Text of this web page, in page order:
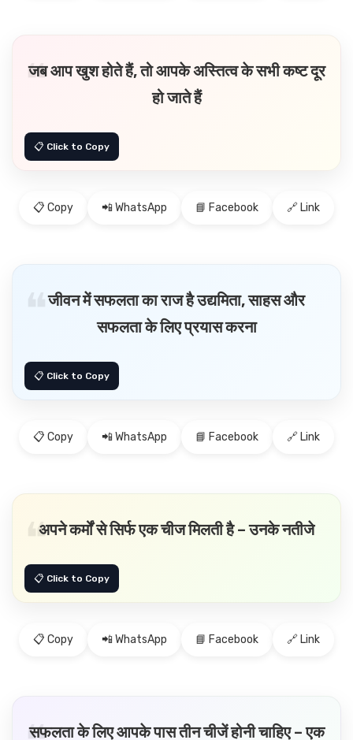
जब आप खुश होते हैं, तो आपके अस्तित्व के सभी कष्ट दूर
हो जाते हैं
📋 Copy 📲 WhatsApp 📘 Facebook 🔗 Link
जीवन में सफलता का राज है उद्यमिता, साहस और
सफलता के लिए प्रयास करना
📋 Copy 📲 WhatsApp 📘 Facebook 🔗 Link
अपने कर्मों से सिर्फ एक चीज मिलती है – उनके नतीजे
📋 Copy 📲 WhatsApp 📘 Facebook 🔗 Link
सफलता के लिए आपके पास तीन चीजें होनी चाहिए – एक